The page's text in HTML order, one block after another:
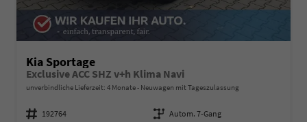
Kia Sportage
Exclusive ACC SHZ v+h Klima Navi
unverbindliche Lieferzeit: 4 Monate Neuwagen mit Tageszulassung
Fahrzeugnummer 192764 Getriebe Autom. 7-Gang